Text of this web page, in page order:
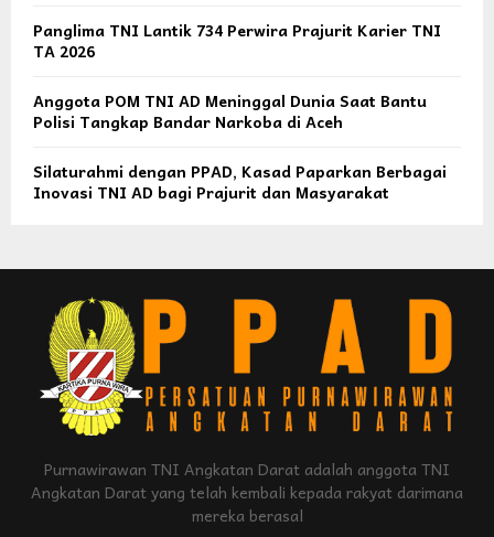
Panglima TNI Lantik 734 Perwira Prajurit Karier TNI
TA 2026
Anggota POM TNI AD Meninggal Dunia Saat Bantu
Polisi Tangkap Bandar Narkoba di Aceh
Silaturahmi dengan PPAD, Kasad Paparkan Berbagai
Inovasi TNI AD bagi Prajurit dan Masyarakat
Purnawirawan TNI Angkatan Darat adalah anggota TNI
Angkatan Darat yang telah kembali kepada rakyat darimana
mereka berasal